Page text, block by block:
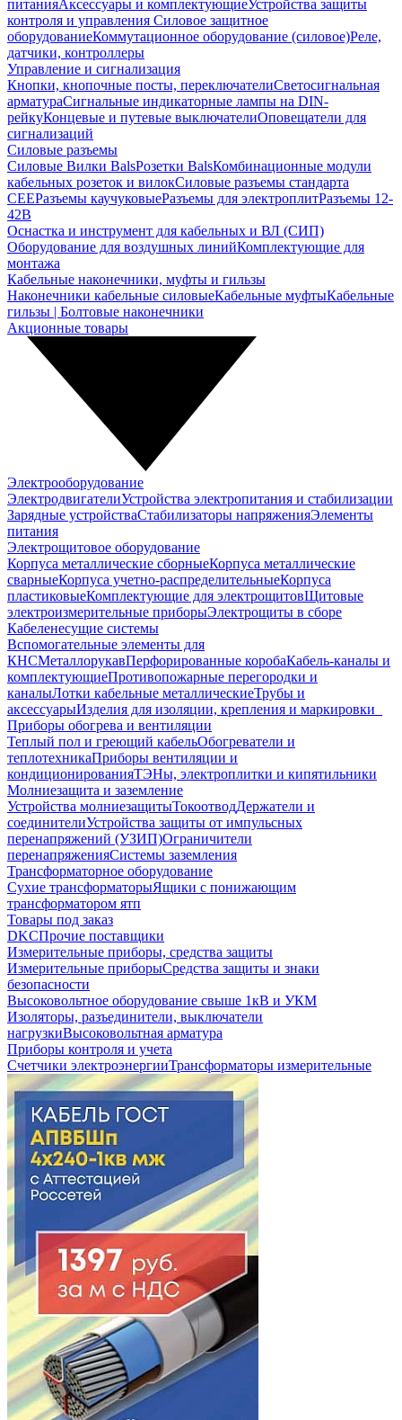
питанияАксессуары и комплектующиеУстройства защиты
контроля и управления Силовое защитное
оборудованиеКоммутационное оборудование (силовое)Реле,
датчики, контроллеры
Управление и сигнализация
Кнопки, кнопочные посты, переключателиСветосигнальная
арматураСигнальные индикаторные лампы на DIN-
рейкуКонцевые и путевые выключателиОповещатели для
сигнализаций
Силовые разъемы
Силовые Вилки BalsРозетки BalsКомбинационные модули
кабельных розеток и вилокСиловые разъемы стандарта
CEEРазъемы каучуковыеРазъемы для электроплитРазъемы 12-
42В
Оснастка и инструмент для кабельных и ВЛ (СИП)
Оборудование для воздушных линийКомплектующие для
монтажа
Кабельные наконечники, муфты и гильзы
Наконечники кабельные силовыеКабельные муфтыКабельные
гильзы | Болтовые наконечники
Акционные товары
Электрооборудование
ЭлектродвигателиУстройства электропитания и стабилизации
Зарядные устройстваСтабилизаторы напряженияЭлементы
питания
Электрощитовое оборудование
Корпуса металлические сборныеКорпуса металлические
сварныеКорпуса учетно-распределительныеКорпуса
пластиковыеКомплектующие для электрощитовЩитовые
электроизмерительные приборыЭлектрощиты в сборе
Кабеленесущие системы
Вспомогательные элементы для
КНСМеталлорукавПерфорированные коробаКабель-каналы и
комплектующиеПротивопожарные перегородки и
каналыЛотки кабельные металлическиеТрубы и
аксессуарыИзделия для изоляции, крепления и маркировки
Приборы обогрева и вентиляции
Теплый пол и греющий кабельОбогреватели и
теплотехникаПриборы вентиляции и
кондиционированияТЭНы, электроплитки и кипятильники
Молниезащита и заземление
Устройства молниезащитыТокоотводДержатели и
соединителиУстройства защиты от импульсных
перенапряжений (УЗИП)Ограничители
перенапряженияСистемы заземления
Трансформаторное оборудование
Сухие трансформаторыЯщики с понижающим
трансформатором ятп
Товары под заказ
DKCПрочие поставщики
Измерительные приборы, средства защиты
Измерительные приборыСредства защиты и знаки
безопасности
Высоковольтное оборудование свыше 1кВ и УКМ
Изоляторы, разъединители, выключатели
нагрузкиВысоковольтная арматура
Приборы контроля и учета
Счетчики электроэнергииТрансформаторы измерительные